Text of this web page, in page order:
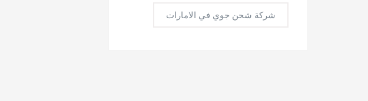
شركة شحن جوي في الامارات